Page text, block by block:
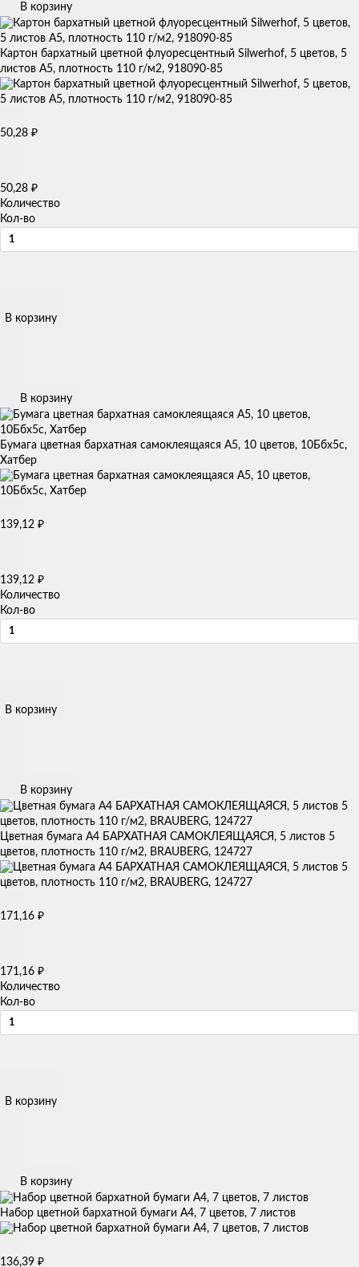
В корзину
Картон бархатный цветной флуоресцентный Silwerhof, 5 цветов, 5
листов A5, плотность 110 г/м2, 918090-85
50,28 ₽
50,28 ₽
Количество
Кол-во
В корзину
В корзину
Бумага цветная бархатная самоклеящаяся А5, 10 цветов, 10Ббх5с,
Хатбер
139,12 ₽
139,12 ₽
Количество
Кол-во
В корзину
В корзину
Цветная бумага А4 БАРХАТНАЯ САМОКЛЕЯЩАЯСЯ, 5 листов 5
цветов, плотность 110 г/м2, BRAUBERG, 124727
171,16 ₽
171,16 ₽
Количество
Кол-во
В корзину
В корзину
Набор цветной бархатной бумаги А4, 7 цветов, 7 листов
136,39 ₽